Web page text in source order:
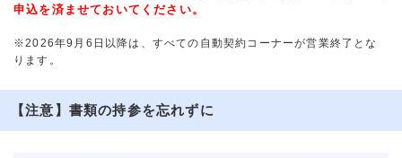
申込を済ませておいてください。
※2026年9月6日以降は、すべての自動契約コーナーが営業終了とな
ります。
【注意】書類の持参を忘れずに